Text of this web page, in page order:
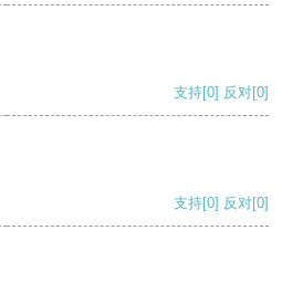
支持[0] 反对[0]
支持[0] 反对[0]